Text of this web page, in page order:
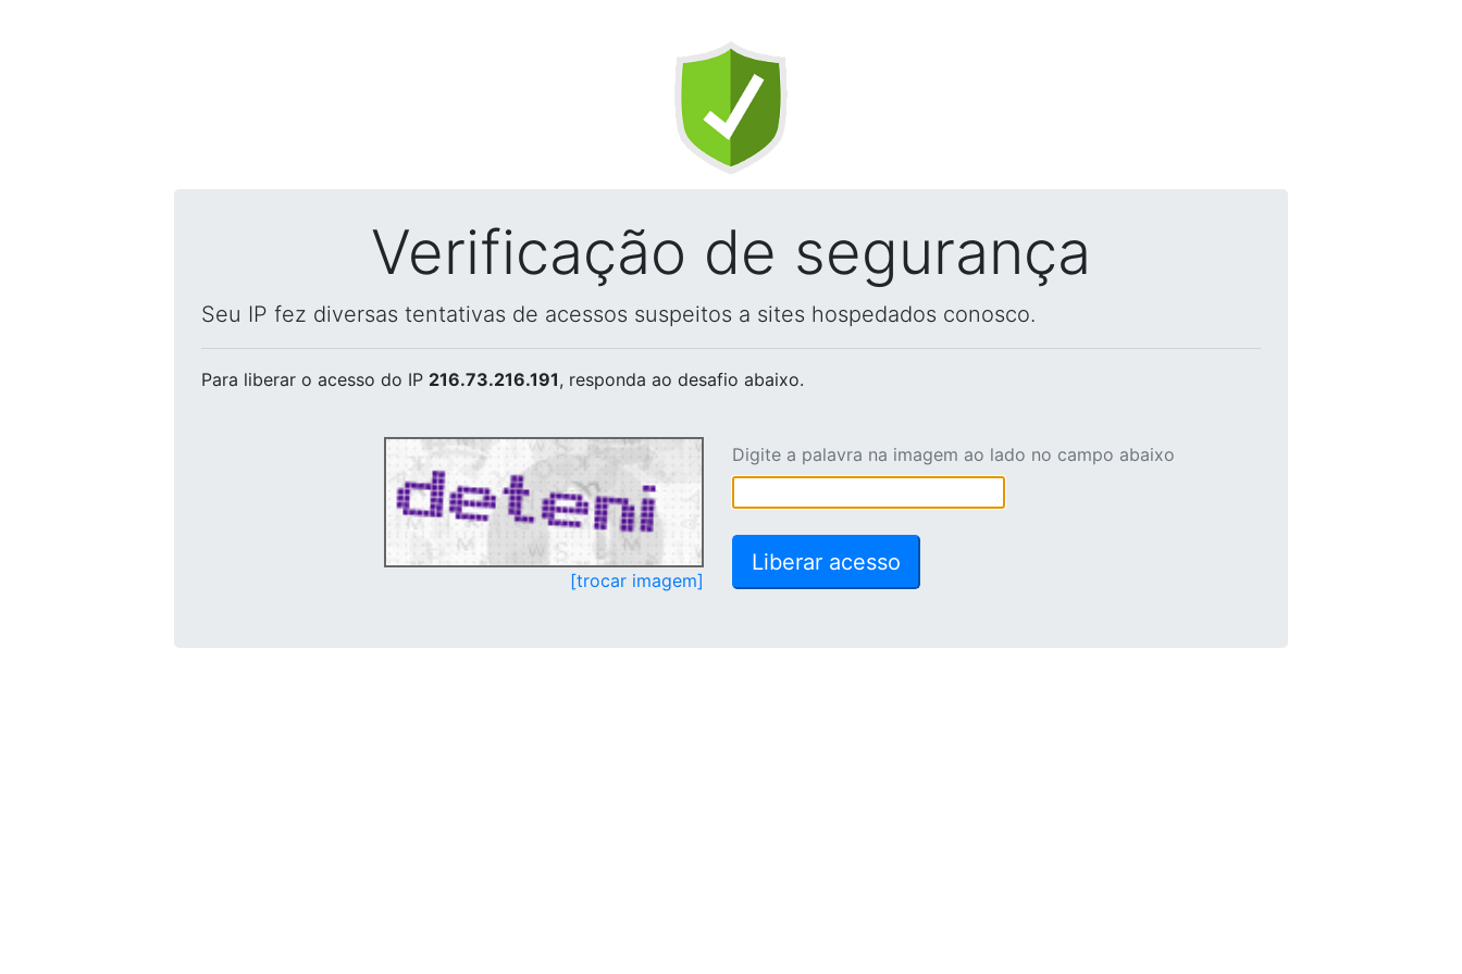
Verificação de segurança
Seu IP fez diversas tentativas de acessos suspeitos a sites hospedados conosco.
Para liberar o acesso do IP 216.73.216.191, responda ao desafio abaixo.
[trocar imagem]
Digite a palavra na imagem ao lado no campo abaixo